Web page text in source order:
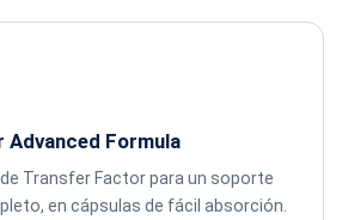
Formula
Transfer Factor para un soporte
en cápsulas de fácil absorción.